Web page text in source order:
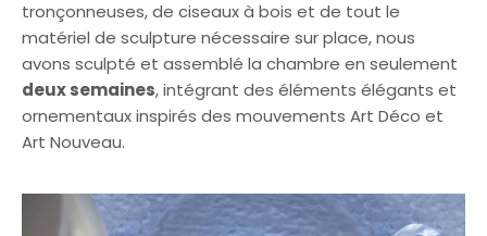
tronçonneuses, de ciseaux à bois et de tout le
matériel de sculpture nécessaire sur place, nous
avons sculpté et assemblé la chambre en seulement
deux semaines, intégrant des éléments élégants et
ornementaux inspirés des mouvements Art Déco et
Art Nouveau.